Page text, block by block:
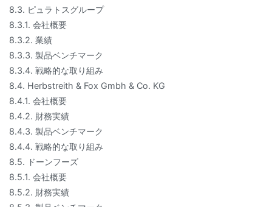
8.3. ピュラトスグループ
8.3.1. 会社概要
8.3.2. 業績
8.3.3. 製品ベンチマーク
8.3.4. 戦略的な取り組み
8.4. Herbstreith & Fox Gmbh & Co. KG
8.4.1. 会社概要
8.4.2. 財務実績
8.4.3. 製品ベンチマーク
8.4.4. 戦略的な取り組み
8.5. ドーンフーズ
8.5.1. 会社概要
8.5.2. 財務実績